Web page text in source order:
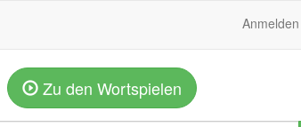
Anmelden
Zu den Wortspielen